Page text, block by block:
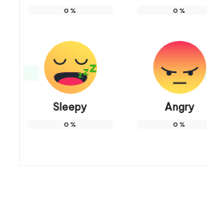
0% 0%
Sleepy
0%
Angry
0%